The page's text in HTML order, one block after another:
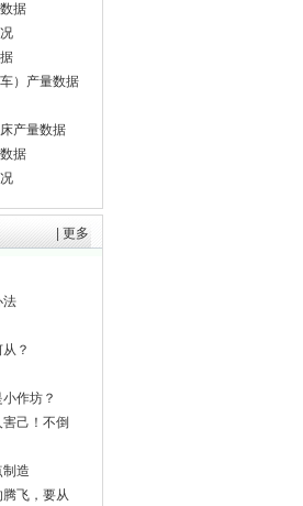
据
）产量数据
产量数据
据
更多
法
？
作坊？
己！不倒
造
飞，要从